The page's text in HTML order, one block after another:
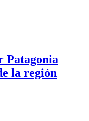
Patagonia
la región